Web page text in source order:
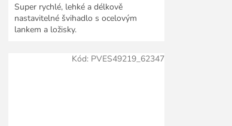
Super rychlé, lehké a délkově
nastavitelné švihadlo s ocelovým
lankem a ložisky.
Kód: PVES49219_62347